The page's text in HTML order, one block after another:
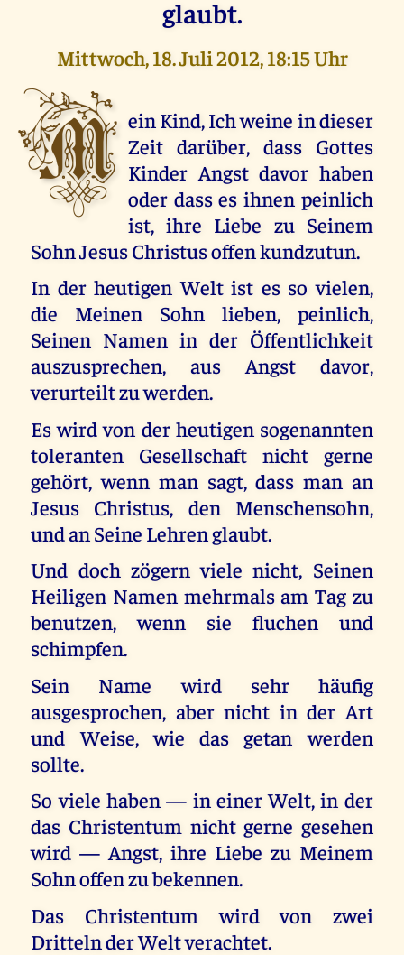
glaubt.
Mittwoch, 18. Juli 2012, 18:15 Uhr
M ein Kind, Ich weine in dieser
Zeit darüber, dass Gottes
Kinder Angst davor haben
oder dass es ihnen peinlich
ist, ihre Liebe zu Seinem
Sohn Jesus Christus offen kundzutun.
In der heutigen Welt ist es so vielen,
die Meinen Sohn lieben, peinlich,
Seinen Namen in der Öffentlichkeit
auszusprechen, aus Angst davor,
verurteilt zu werden.
Es wird von der heutigen sogenannten
toleranten Gesellschaft nicht gerne
gehört, wenn man sagt, dass man an
Jesus Christus, den Menschensohn,
und an Seine Lehren glaubt.
Und doch zögern viele nicht, Seinen
Heiligen Namen mehrmals am Tag zu
benutzen, wenn sie fluchen und
schimpfen.
Sein Name wird sehr häufig
ausgesprochen, aber nicht in der Art
und Weise, wie das getan werden
sollte.
So viele haben — in einer Welt, in der
das Christentum nicht gerne gesehen
wird — Angst, ihre Liebe zu Meinem
Sohn offen zu bekennen.
Das Christentum wird von zwei
Dritteln der Welt verachtet.